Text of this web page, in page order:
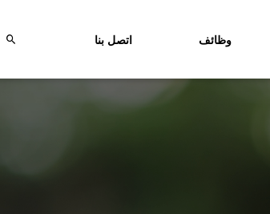
وظائف اتصل بنا